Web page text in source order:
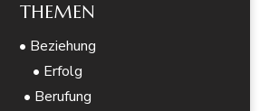
THEMEN
• Beziehung
• Erfolg
• Berufung